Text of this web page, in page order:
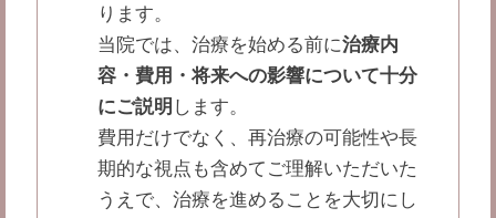
ります。
当院では、治療を始める前に治療内
容・費用・将来への影響について十分
にご説明 します。
費用だけでなく、再治療の可能性や長
期的な視点も含めてご理解いただいた
うえで、治療を進めることを大切にし